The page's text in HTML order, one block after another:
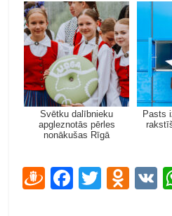
Svētku dalībnieku
apgleznotās pērles
nonākušas Rīgā
Pasts
D F T O V